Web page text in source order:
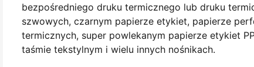
bezpośredniego druku termicznego lub druku
szwowych, czarnym papierze etykiet, papierze
termicznych, super powlekanym papierze etykiet
taśmie tekstylnym i wielu innych nośnikach.